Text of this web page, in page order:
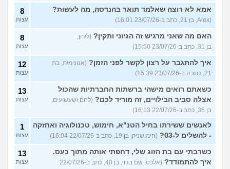
אמא לא רוצה שאלמד תואר בהנדסה, מה לעשות?
(Alex, בן 21, כתב ב-23/07/26 16:01)
8
עצות
האם מה שאני מרגיש זה הגיוני ותקין? (לירון,
בן 31, כתב ב-23/07/26 15:50)
8
עצות
איך להתגבר על רצון לקשר לפני הזמן? (אנונימית, בת
21, כתבה ב-23/07/26 15:39)
12
עצות
כשאתם רואים מישהי ברשתות החברתיות שהכול
אצלה סביב הבילויים, זה מוריד לכם? (לחם ושעשועים,
בן 36, כתב ב-22/07/26 16:13)
13
עצות
לאנשים ששירתו בחיל הטנ"א, חימוש, טכנולוגיה ואחזקה
- להשלים ל-03?
(חימושניק, בן 19, כתב ב-22/07/26 16:04)
1
עצות
כשרבתי עם בת הזוג שלי, דחפתי אותה מתוך כעס.
איך להתמודד?
(אלכס, שם בדוי, בן 40, כתב ב-22/07/26
13
עצות